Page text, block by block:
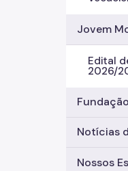
Jovem
Edital
2026/
Notícias
Nossos